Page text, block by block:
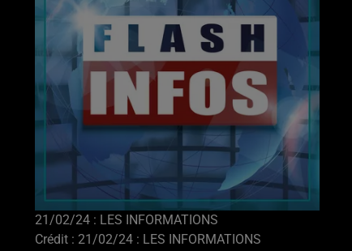
21/02/24 : LES INFORMATIONS
Crédit : 21/02/24 : LES INFORMATIONS